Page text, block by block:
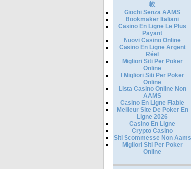
較
Giochi Senza AAMS
Bookmaker Italiani
Casino En Ligne Le Plus
Payant
Nuovi Casino Online
Casino En Ligne Argent
Réel
Migliori Siti Per Poker
Online
I Migliori Siti Per Poker
Online
Lista Casino Online Non
AAMS
Casino En Ligne Fiable
Meilleur Site De Poker En
Ligne 2026
Casino En Ligne
Crypto Casino
Siti Scommesse Non Aams
Migliori Siti Per Poker
Online